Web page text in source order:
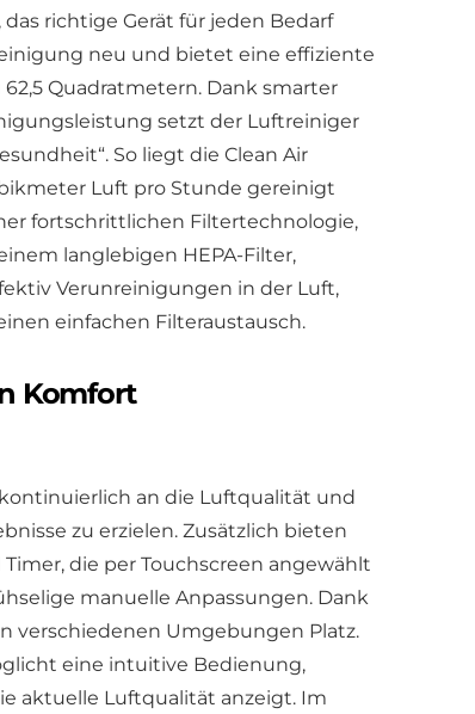
richtige Gerät für jeden Bedarf
neu und bietet eine effiziente
Quadratmetern. Dank smarter
setzt der Luftreiniger
So liegt die Clean Air
Luft pro Stunde gereinigt
fortschrittlichen Filtertechnologie,
langlebigen HEPA-Filter,
Verunreinigungen in der Luft,
einfachen Filteraustausch.
Komfort
an die Luftqualität und
zu erzielen. Zusätzlich bieten
die per Touchscreen angewählt
manuelle Anpassungen. Dank
verschiedenen Umgebungen Platz.
eine intuitive Bedienung,
aktuelle Luftqualität anzeigt. Im